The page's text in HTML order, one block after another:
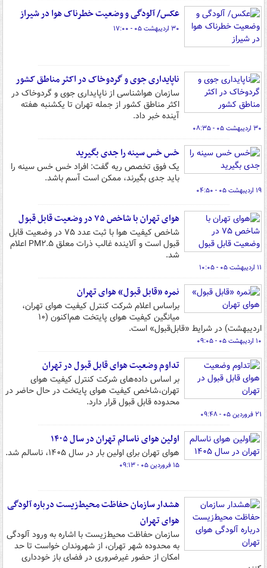
عکس/ آلودگی و وضعیت خطرناک هوا در شیراز
۳۰ اردیبهشت ۰۵ - ۱۷:۰۰
ناپایداری جوی و گردوخاک در اکثر مناطق کشور
سازمان هواشناسی از ناپایداری جوی و گردوخاک در
اکثر مناطق کشور از جمله تهران تا یکشنبه هفته
آینده خبر داد.
۳۰ اردیبهشت ۰۵ - ۰۸:۳۵
خس خس سینه را جدی بگیرید
یک فوق تخصص ریه گفت: افراد خس خس سینه را
باید جدی بگیرند، ممکن است آسم باشد.
۱۹ اردیبهشت ۰۵ - ۰۴:۵۰
هوای تهران با شاخص ۷۵ در وضعیت قابل قبول
شاخص کیفیت هوا با ثبت عدد ۷۵ در وضعیت قابل
قبول است و آلاینده غالب ذرات معلق PM۲.۵ اعلام
شد.
۱۱ اردیبهشت ۰۵ - ۱۰:۰۵
نمره «قابل قبول» هوای تهران
براساس اعلام شرکت کنترل کیفیت هوای تهران،
میانگین کیفیت هوای پایتخت هم‌اکنون‌ (۱۰
اردیبهشت) در شرایط «قابل‌قبول» است.
۱۰ اردیبهشت ۰۵ - ۰۹:۰۵
تداوم وضعیت هوای قابل قبول در تهران
بر اساس داده‌های شرکت کنترل کیفیت هوای
تهران،شاخص کیفیت هوای پایتخت در حال حاضر در
محدوده قابل قبول قرار دارد.
۲۱ فروردین ۰۵ - ۰۹:۴۸
اولین هوای ناسالم تهران در سال ۱۴۰۵
هوای تهران برای اولین بار در سال ۱۴۰۵، ناسالم شد.
۱۵ فروردین ۰۵ - ۰۹:۱۳
هشدار سازمان حفاظت محیط‌زیست درباره آلودگی
هوای تهران
سازمان حفاظت محیط‌زیست با اشاره به ورود آلودگی
به محدوده شهر تهران، از شهروندان خواست تا حد
امکان از حضور غیرضروری در فضای باز خودداری